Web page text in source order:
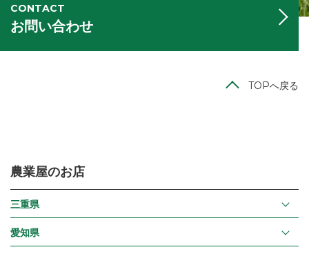
CONTACT
お問い合わせ
TOPへ戻る
農業屋のお店
三重県
愛知県